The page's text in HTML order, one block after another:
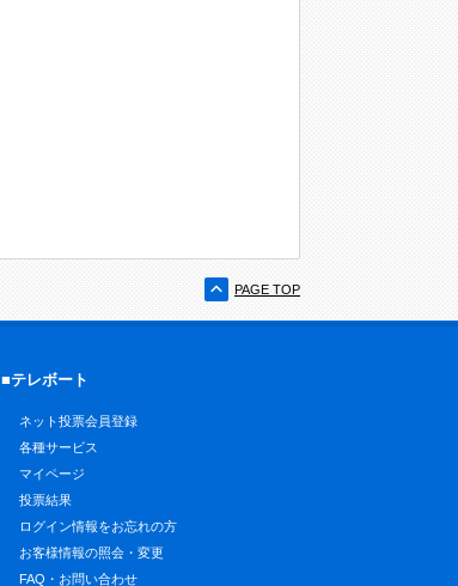
PAGE TOP
■テレボート
ネット投票会員登録
各種サービス
マイページ
投票結果
ログイン情報をお忘れの方
お客様情報の照会・変更
FAQ・お問い合わせ